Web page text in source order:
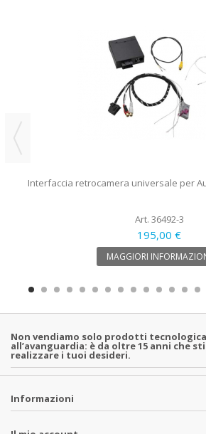
Interfaccia retrocamera universale per
Art. 36492-3
195,00 €
MAGGIORI
Non vendiamo solo prodotti
all’avanguardia: è da oltre 15 anni che
realizzare i tuoi desideri.
Informazioni